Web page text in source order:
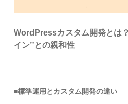
WordPressカスタム開発とは
イン”との親和性
■標準運用とカスタム開発の違い